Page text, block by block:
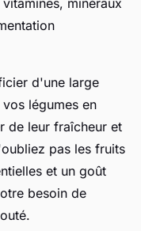
d'une large
légumes en
de leur fraîcheur et
pas les fruits
et un goût
besoin de